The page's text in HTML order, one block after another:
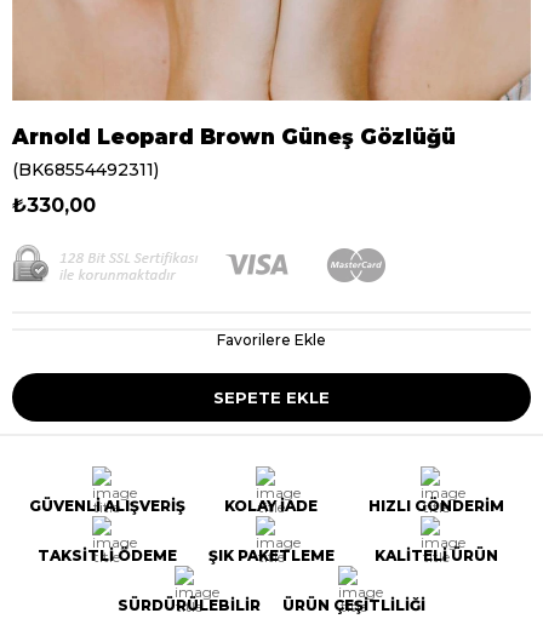
Arnold Leopard Brown Güneş Gözlüğü
(BK68554492311)
₺330,00
Favorilere Ekle
GÜVENLİ ALIŞVERİŞ KOLAY İADE HIZLI GÖNDERİM
TAKSİTLİ ÖDEME ŞIK PAKETLEME KALİTELİ ÜRÜN
SÜRDÜRÜLEBİLİR ÜRÜN ÇEŞİTLİLİĞİ